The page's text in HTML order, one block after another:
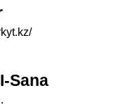
Sana